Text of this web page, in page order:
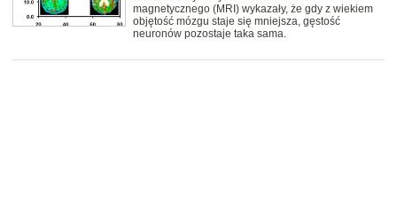
magnetycznego (MRI) wykazały, że gdy z wiekiem
objętość mózgu staje się mniejsza, gęstość
neuronów pozostaje taka sama.